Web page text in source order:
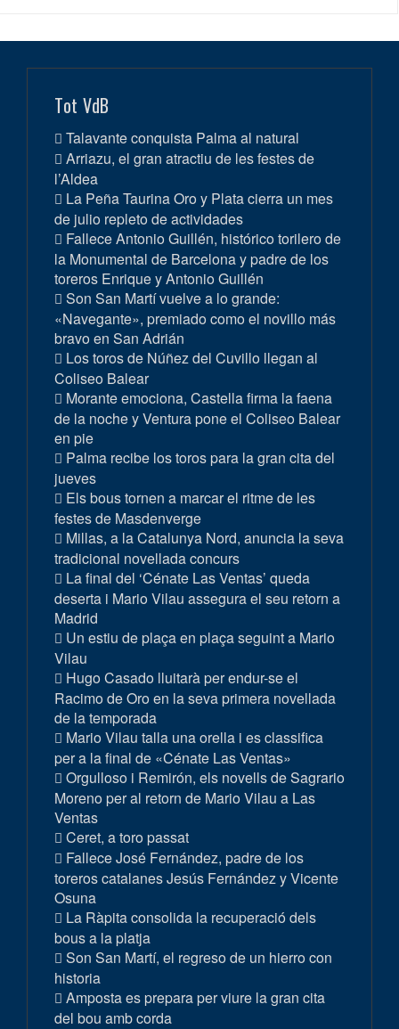
Tot VdB
Talavante conquista Palma al natural
Arriazu, el gran atractiu de les festes de
l’Aldea
La Peña Taurina Oro y Plata cierra un mes
de julio repleto de actividades
Fallece Antonio Guillén, histórico torilero de
la Monumental de Barcelona y padre de los
toreros Enrique y Antonio Guillén
Son San Martí vuelve a lo grande:
«Navegante», premiado como el novillo más
bravo en San Adrián
Los toros de Núñez del Cuvillo llegan al
Coliseo Balear
Morante emociona, Castella firma la faena
de la noche y Ventura pone el Coliseo Balear
en pie
Palma recibe los toros para la gran cita del
jueves
Els bous tornen a marcar el ritme de les
festes de Masdenverge
Millas, a la Catalunya Nord, anuncia la seva
tradicional novellada concurs
La final del ‘Cénate Las Ventas’ queda
deserta i Mario Vilau assegura el seu retorn a
Madrid
Un estiu de plaça en plaça seguint a Mario
Vilau
Hugo Casado lluitarà per endur-se el
Racimo de Oro en la seva primera novellada
de la temporada
Mario Vilau talla una orella i es classifica
per a la final de «Cénate Las Ventas»
Orgulloso i Remirón, els novells de Sagrario
Moreno per al retorn de Mario Vilau a Las
Ventas
Ceret, a toro passat
Fallece José Fernández, padre de los
toreros catalanes Jesús Fernández y Vicente
Osuna
La Ràpita consolida la recuperació dels
bous a la platja
Son San Martí, el regreso de un hierro con
historia
Amposta es prepara per viure la gran cita
del bou amb corda